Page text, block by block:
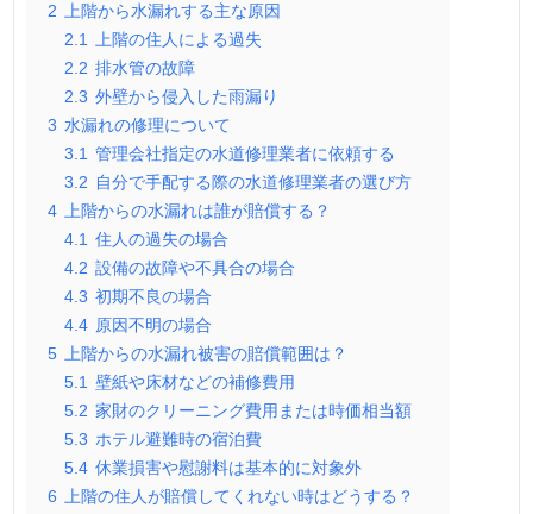
2
上階から水漏れする主な原因
2.1
上階の住人による過失
2.2 排水管の故障
2.3 外壁から侵入した雨漏り
3 水漏れの修理について
3.1
管理会社指定の水道修理業者に依頼する
3.2 自分で手配する際の水道修理業者の選び方
4
上階からの水漏れは誰が賠償する？
4.1
住人の過失の場合
4.2 設備の故障や不具合の場合
4.3 初期不良の場合
4.4 原因不明の場合
5
上階からの水漏れ被害の賠償範囲は？
5.1
壁紙や床材などの補修費用
5.2 家財のクリーニング費用または時価相当額
5.3 ホテル避難時の宿泊費
5.4 休業損害や慰謝料は基本的に対象外
6
上階の住人が賠償してくれない時はどうする？